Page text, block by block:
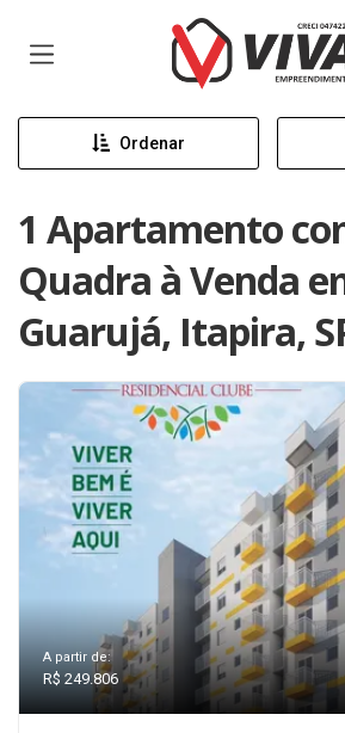
Página inicial
Ordenar
1 Apartamento
Quadra à Venda
Guarujá, Itapira,
A partir de:
R$ 249.806